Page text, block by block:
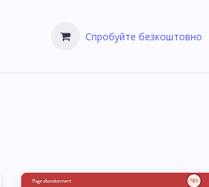
Спробуйте безкоштовно